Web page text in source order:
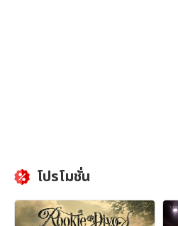
โปรโมชั่น